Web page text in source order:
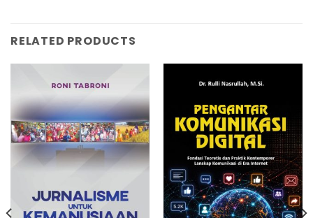
RELATED PRODUCTS